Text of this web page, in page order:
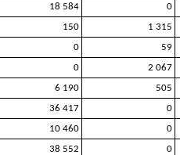
18 584 0
150 1 315
0 59
0 2 067
6 190 505
36 417 0
10 460 0
38 552 0